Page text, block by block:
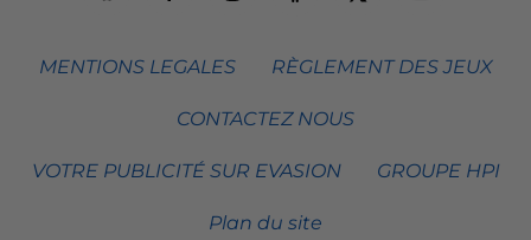
MENTIONS LEGALES RÈGLEMENT DES JEUX
CONTACTEZ NOUS
VOTRE PUBLICITÉ SUR EVASION GROUPE HPI
Plan du site